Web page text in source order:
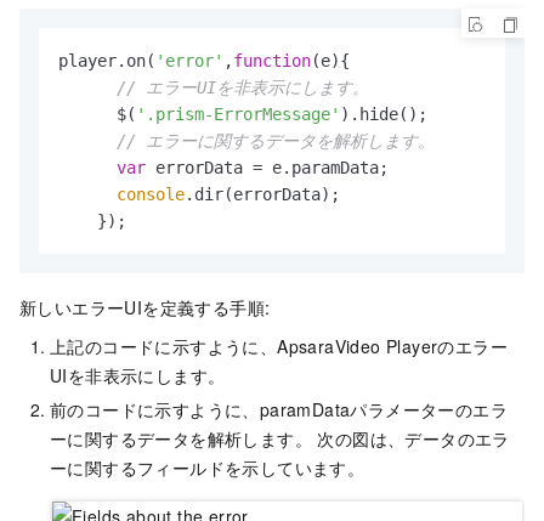
player.on( 'error' ,function(e){
// エラーUIを非表示にします。
      $(
'.prism-ErrorMessage' ).hide();
// エラーに関するデータを解析します。
var errorData = e.paramData;
console.dir(errorData);
    });
新しいエラーUIを定義する手順:
上記のコードに示すように、ApsaraVideo Playerのエラー
UIを非表示にします。
前のコードに示すように、paramDataパラメーターのエラ
ーに関するデータを解析します。 次の図は、データのエラ
ーに関するフィールドを示しています。